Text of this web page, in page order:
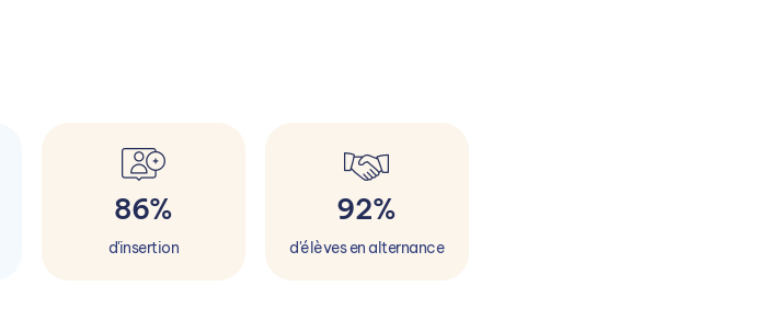
86%
d'insertion
92%
d'élèves en alternance